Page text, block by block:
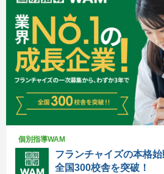
個別指導WAM
フランチャイズの本格
全国300校舎を突破！